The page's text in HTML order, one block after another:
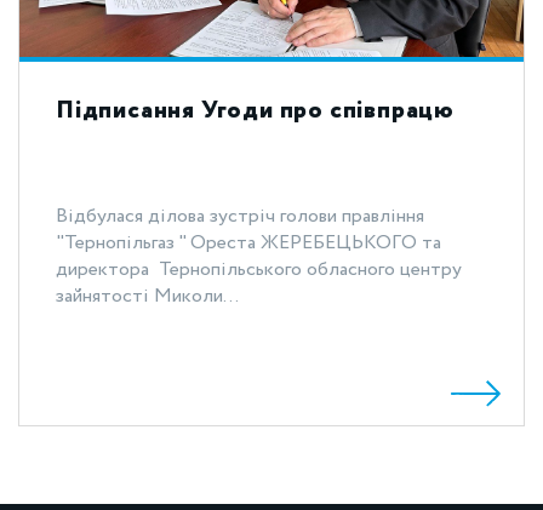
Підписання Угоди про співпрацю
Відбулася ділова зустріч голови правління
"Тернопільгаз " Ореста ЖЕРЕБЕЦЬКОГО та
директора Тернопільського обласного центру
зайнятості Миколи...